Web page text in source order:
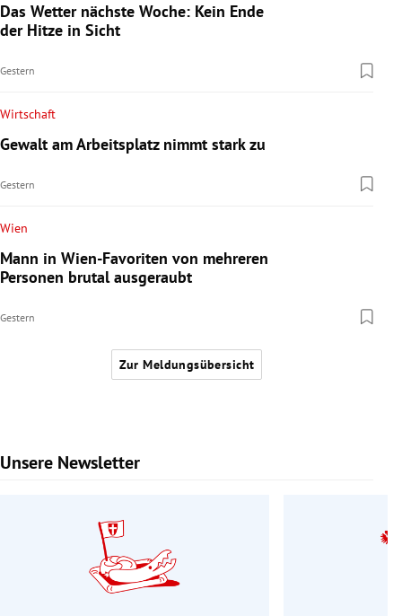
Das Wetter nächste Woche: Kein Ende
der Hitze in Sicht
Gestern
Wirtschaft
Gewalt am Arbeitsplatz nimmt stark zu
Gestern
Wien
Mann in Wien-Favoriten von mehreren
Personen brutal ausgeraubt
Gestern
Zur Meldungsübersicht
Unsere Newsletter
Slide 1 von 9